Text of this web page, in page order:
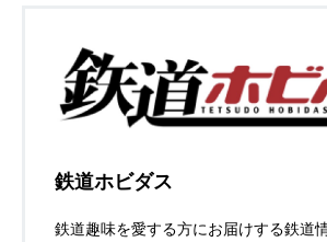
鉄道ホビダス
鉄道趣味を愛する方にお届けする鉄道